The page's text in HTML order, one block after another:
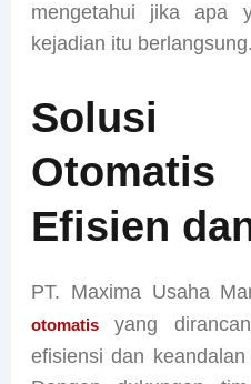
mengetahui jika apa
kejadian itu berlangsung.
Efisien
PT. Maxima Usaha
otomatisyang
efisiensi dan